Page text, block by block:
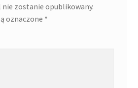
nie zostanie opublikowany.
oznaczone *